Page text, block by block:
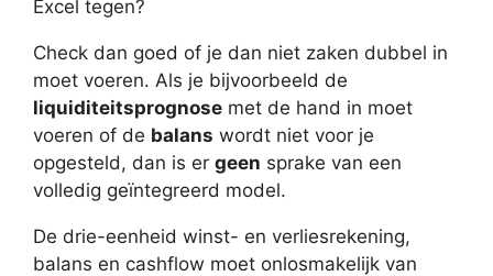
Excel tegen?
Check dan goed of je dan niet zaken dubbel in
moet voeren. Als je bijvoorbeeld de
liquiditeitsprognose met de hand in moet
voeren of de balans wordt niet voor je
opgesteld, dan is er geen sprake van een
volledig geïntegreerd model.
De drie-eenheid winst- en verliesrekening,
balans en cashflow moet onlosmakelijk van